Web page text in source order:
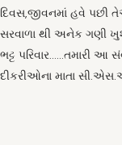
દિવસ,જીવનમાં હવે
સરવાળા થી અનેક ગણી
ભટ્ટ પરિવાર……તમારી
દીકરીઓના માતા